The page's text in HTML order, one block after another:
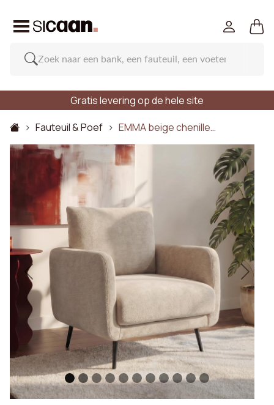
Gratis levering op de hele site
Fauteuil & Poef
EMMA beige chenille…
Previous Next